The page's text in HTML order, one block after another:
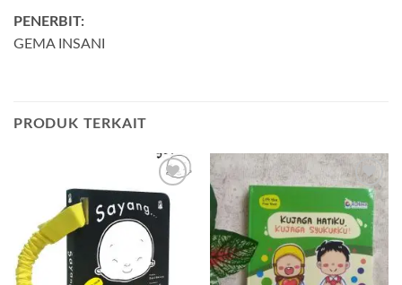
PENERBIT:
GEMA INSANI
PRODUK TERKAIT
Add to
wishlist
Add to
wishlist